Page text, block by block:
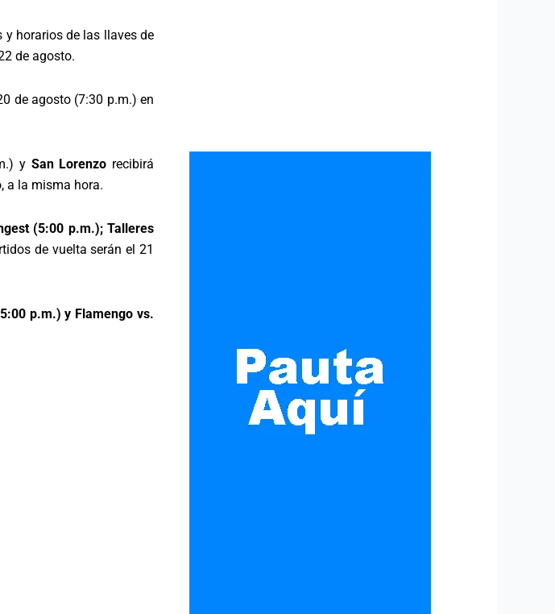
y horarios de las llaves de
de agosto.
de agosto (7:30 p.m.) en
y San Lorenzo recibirá
a la misma hora.
(5:00 p.m.); Talleres
de vuelta serán el 21
p.m.) y Flamengo vs.